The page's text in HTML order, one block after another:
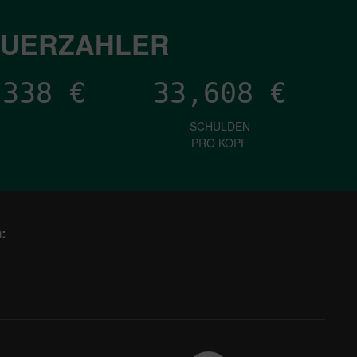
€ 33,608 €
SCHULDEN
PRO KOPF